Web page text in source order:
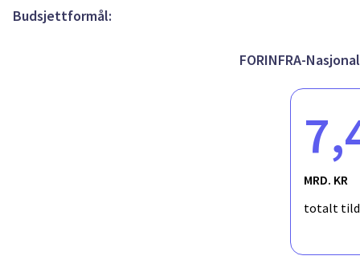
Streamer inception probability in air at
Streamer Inception Probability in Air - How
Budsjettformål:
FORINFRA-
MRD. KR
totalt